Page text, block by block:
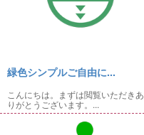
緑色シンプルご自由に...
こんにちは。まずは閲覧いただきあ
りがとうございます。...